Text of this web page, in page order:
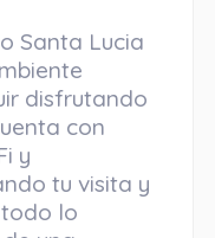
Santa Lucia
disfrutando
con
y
tu visita y
lo